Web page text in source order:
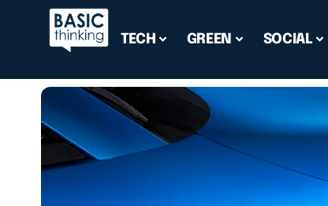
TECH GREEN SOCIAL